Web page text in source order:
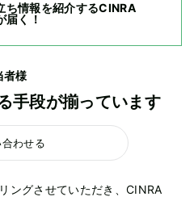
ち情報を紹介するCINRA
届く！
者様
手段が揃っています
わせる
ングさせていただき、CINRA